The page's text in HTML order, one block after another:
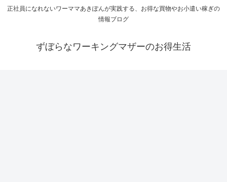
正社員になれないワーママあきぽんが実践する、お得な買物やお小遣い稼ぎの
情報ブログ
ずぼらなワーキングマザーのお得生活